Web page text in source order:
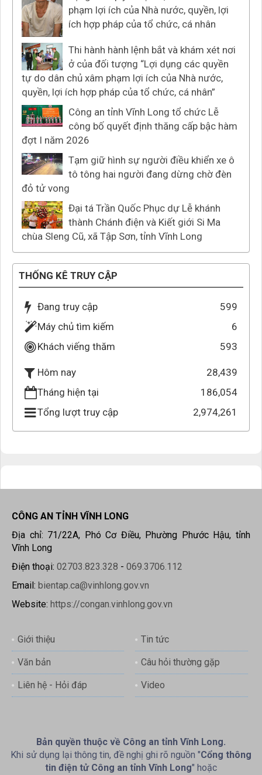
phạm lợi ích của Nhà nước, quyền, lợi
ích hợp pháp của tổ chức, cá nhân
Thi hành hành lệnh bắt và khám xét nơi
ở của đối tượng “Lợi dụng các quyền
tự do dân chủ xâm phạm lợi ích của Nhà nước,
quyền, lợi ích hợp pháp của tổ chức, cá nhân”
Công an tỉnh Vĩnh Long tổ chức Lễ
công bố quyết định thăng cấp bậc hàm
đợt I năm 2026
Tạm giữ hình sự người điều khiển xe ô
tô tông hai người đang dừng chờ đèn
đỏ tử vong
Đại tá Trần Quốc Phục dự Lễ khánh
thành Chánh điện và Kiết giới Si Ma
chùa Sleng Cũ, xã Tập Sơn, tỉnh Vĩnh Long
THỐNG KÊ TRUY CẬP
Đang truy cập
599
Máy chủ tìm kiếm
6
Khách viếng thăm
593
Hôm nay
28,439
Tháng hiện tại
186,054
Tổng lượt truy cập
2,974,261
CÔNG AN TỈNH VĨNH LONG
Địa chỉ: 71/22A, Phó Cơ Điều, Phường Phước Hậu, tỉnh
Vĩnh Long
Điện thoại: 02703.823.328 - 069.3706.112
Email: bientap.ca@vinhlong.gov.vn
Website: https://congan.vinhlong.gov.vn
Giới thiệu Tin tức
Văn bản Câu hỏi thường gặp
Liên hệ - Hỏi đáp Video
Bản quyền thuộc về Công an tỉnh Vĩnh Long.
Khi sử dụng lại thông tin, đề nghị ghi rõ nguồn "Cổng thông
tin điện tử Công an tỉnh Vĩnh Long" hoặc